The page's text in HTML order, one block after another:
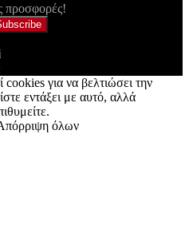
προσφορές!
cookies για να βελτιώσει την
εντάξει με αυτό, αλλά
όλων